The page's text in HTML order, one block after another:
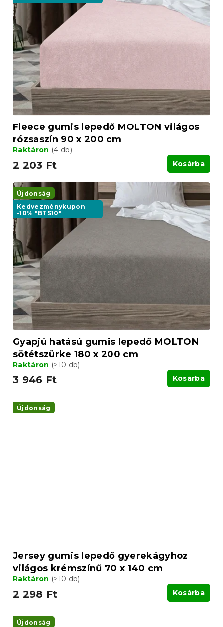
Fleece gumis lepedő MOLTON világos
rózsaszín 90 x 200 cm
Raktáron (4 db)
2 203 Ft Kosárba
Újdonság
Kedvezménykupon
-10% "BTS10"
Gyapjú hatású gumis lepedő MOLTON
sötétszürke 180 x 200 cm
Raktáron (>10 db)
3 946 Ft Kosárba
Újdonság
Jersey gumis lepedő gyerekágyhoz
világos krémszínű 70 x 140 cm
Raktáron (>10 db)
2 298 Ft Kosárba
Újdonság